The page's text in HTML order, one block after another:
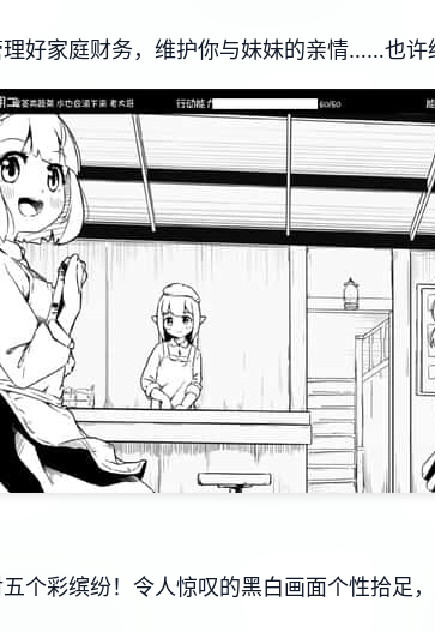
好家庭财务，维护你与妹妹的亲情……也许
个彩缤纷！令人惊叹的黑白画面个性拾足，